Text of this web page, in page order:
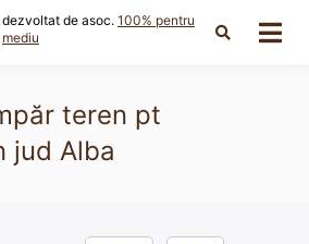
dezvoltat de asoc. 100% pentru
mediu
teren pt
jud Alba